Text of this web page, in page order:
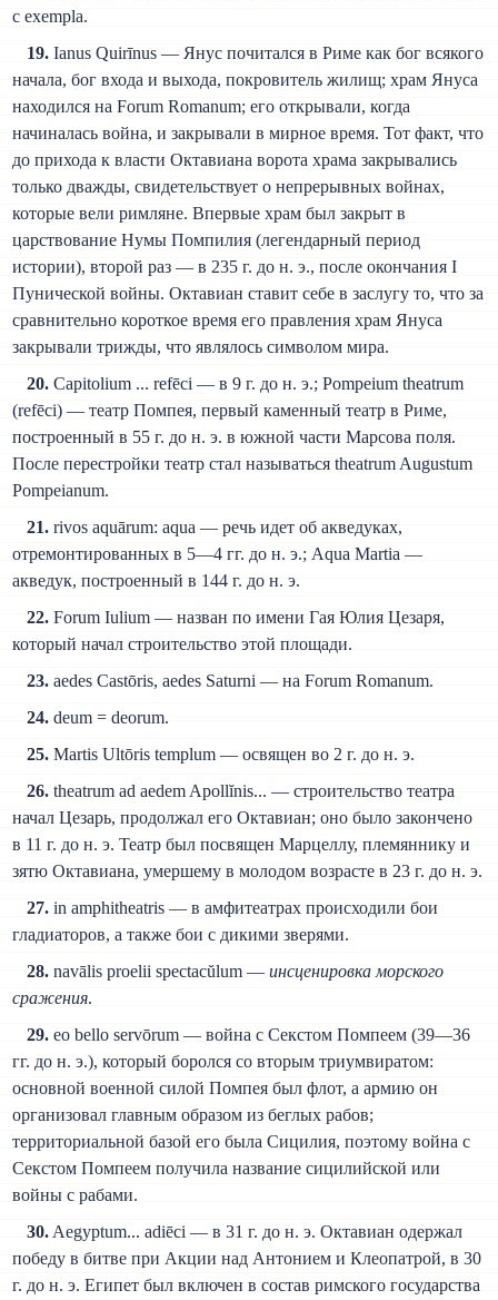
c exempla.
19. Ianus Quirīnus — Янус почитался в Риме как бог всякого
начала, бог входа и выхода, покровитель жилищ; храм Януса
находился на Forum Romanum; его открывали, когда
начиналась война, и закрывали в мирное время. Тот факт, что
до прихода к власти Октавиана ворота храма закрывались
только дважды, свидетельствует о непрерывных войнах,
которые вели римляне. Впервые храм был закрыт в
царствование Нумы Помпилия (легендарный период
истории), второй раз — в 235 г. до н. э., после окончания I
Пунической войны. Октавиан ставит себе в заслугу то, что за
сравнительно короткое время его правления храм Януса
закрывали трижды, что являлось символом мира.
20. Capitolium ... refēci — в 9 г. до н. э.; Pompeium theatrum
(refēci) — театр Помпея, первый каменный театр в Риме,
построенный в 55 г. до н. э. в южной части Марсова поля.
После перестройки театр стал называться theatrum Augustum
Pompeianum.
21. rivos aquārum: aqua — речь идет об акведуках,
отремонтированных в 5—4 гг. до н. э.; Aqua Martia —
акведук, построенный в 144 г. до н. э.
22. Forum Iulium — назван по имени Гая Юлия Цезаря,
который начал строительство этой площади.
23. aedes Castōris, aedes Saturni — на Forum Romanum.
24. deum = deorum.
25. Martis Ultōris templum — освящен во 2 г. до н. э.
26. theatrum ad aedem Apollĭnis... — строительство театра
начал Цезарь, продолжал его Октавиан; оно было закончено
в 11 г. до н. э. Театр был посвящен Марцеллу, племяннику и
зятю Октавиана, умершему в молодом возрасте в 23 г. до н. э.
27. in amphitheatris — в амфитеатрах происходили бои
гладиаторов, а также бои с дикими зверями.
28. navālis proelii spectacŭlum — инсценировка морского
сражения.
29. eo bello servōrum — война с Секстом Помпеем (39—36
гг. до н. э.), который боролся со вторым триумвиратом:
основной военной силой Помпея был флот, а армию он
организовал главным образом из беглых рабов;
территориальной базой его была Сицилия, поэтому война с
Секстом Помпеем получила название сицилийской или
войны с рабами.
30. Aegyptum... adiēci — в 31 г. до н. э. Октавиан одержал
победу в битве при Акции над Антонием и Клеопатрой, в 30
г. до н. э. Египет был включен в состав римского государства